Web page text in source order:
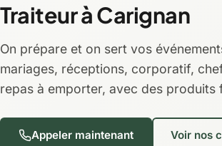
Traiteur à Carignan
On prépare et on sert vos
mariages, réceptions, corporatif,
repas à emporter, avec des produits
Appeler maintenant Voir nos